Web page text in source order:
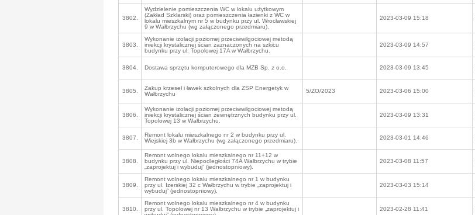
3802.
Wydzielenie pomieszczenia WC w lokalu użytkowym
(Zakład Szklarski) oraz pomieszczenia łazienki z WC w
lokalu mieszkalnym nr 5 w budynku przy ul. Wrocławskiej
9 w Wałbrzychu (wg załączonego przedmiaru).
2023-03-09 15:18
3803.
Wykonanie izolacji poziomej przeciwwilgociowej metodą
iniekcji krystalicznej ścian zaznaczonych na szkicu
budynku przy ul. Topolowej 17A w Wałbrzychu.
2023-03-09 14:57
3804. Dostawa sprzętu komputerowego dla MZB Sp. z o.o. 2023-03-09 13:45
3805.
Zakup krzeseł i ławek szkolnych dla ZSP Energetyk w
Wałbrzychu
5/ZO/2023 2023-03-06 15:00
3806.
Wykonanie izolacji poziomej przeciwwilgociowej metodą
iniekcji krystalicznej ścian zewnętrznych budynku przy ul.
Topolowej 13 w Wałbrzychu.
2023-03-09 13:31
3807.
Remont lokalu mieszkalnego nr 2 w budynku przy ul.
Wiejskiej 3b w Wałbrzychu (wg załączonego przedmiaru).
2023-03-01 14:46
3808.
Remont wolnego lokalu mieszkalnego nr 11+12 w
budynku przy ul. Niepodległości 74A Wałbrzychu w trybie
„zaprojektuj i wybuduj” (jednostopniowy).
2023-03-08 11:57
3809.
Remont wolnego lokalu mieszkalnego nr 1 w budynku
przy ul. Izerskiej 32 c Wałbrzychu w trybie „zaprojektuj i
wybuduj” (jednostopniowy).
2023-03-03 15:14
3810.
Remont wolnego lokalu mieszkalnego nr 4 w budynku
przy ul. Topolowej nr 13 Wałbrzychu w trybie „zaprojektuj i
2023-02-28 11:41